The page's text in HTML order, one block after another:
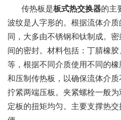
传热板是板式热交换器的主
波纹是人字形的。根据流体介
同，大多由不锈钢和钛制成。
间的密封。材料包括：丁腈橡
等，根据不同介质使用不同的
和压制传热板，以确保流体介
拧紧两端压板。夹紧螺栓一般
定板的扭矩均匀。主要支撑热